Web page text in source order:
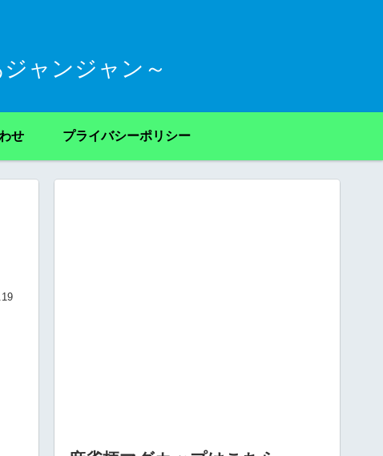
ャンジャン～
せ プライバシーポリシー